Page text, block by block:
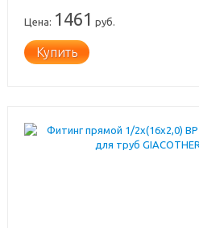
Цена: 1461 руб.
Купить